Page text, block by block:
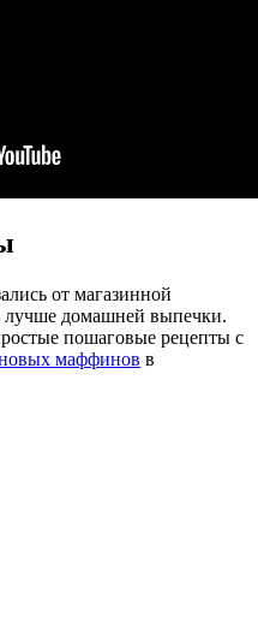
от магазинной
лучше домашней выпечки.
пошаговые рецепты с
маффинов в